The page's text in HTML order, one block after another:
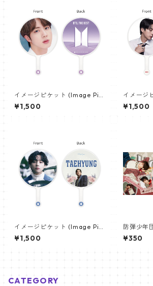
イメージピケット (Image Pic
ket) うちわ - ジン (JIN-05)
¥1,500
イメージ
ket) うち
¥1,500
イメージピケット (Image Pic
ket) うちわ - ヴィ (V_12)
¥1,500
防弾少年
(BTS
【ジェイ
¥350
CATEGORY